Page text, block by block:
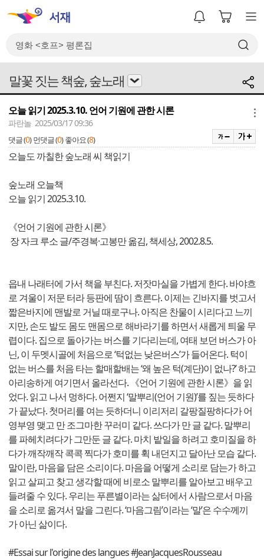
말꽃 짓는 책숲, 숲노래
오늘 읽기 2025.3.10. 언어 기원에 관한 시론
파란놀 2025/03/17 09:36
댓글 (0) 먼댓글 (0) 좋아요 (8)
오늘도 까칠한 숲노래 씨 책읽기
숲노래 오늘책
오늘 읽기 2025.3.10.
《언어 기원에 관한 시론》
장 자크 루소 글/주경복·고봉만 옮김, 책세상, 2002.8.5.
읍내 나래터에 가서 책을 부친다. 저잣마실을 가볍게 한다. 바야흐
로 겨울이 저문 터라 등판에 땀이 흐른다. 이제는 긴바지를 벗고서
짧은바지에 맨발로 거닐 때로구나. 아직은 찬물이 시리다고 느끼
지만, 손도 발도 몸도 맨몸으로 해바라기를 하면서 새롭게 틔울 무
렵이다. 집으로 돌아가는 버스를 기다리는데, 여태 보던 버스가 아
닌, 이 두멧시골에 처음으로 ‘턱없는 낮은버스’가 들어온다. 턱이
없는 버스를 처음 타는 할매할배는 ‘왜 높은 턱(계단)이 없나?’ 하고
아리송하게 여기면서 올라선다. 《언어 기원에 관한 시론》을 읽
었다. 읽고 나서 멍하다. 어쩐지 ‘말뿌리(언어 기원)’를 짚는 듯하다
가 끝났다. 첫머리를 여는 듯하더니 이리저리 갈팡질팡하다가 어
영부영 맺고 만 조그마한 꾸러미 같다. 쓰다가 만 글 같다. 말뿌리
를 파헤치려다가 그만둔 글 같다. 마치 밭일을 하려고 호미질을 하
다가 깨작깨작 콕콕 찍다가 호미를 휙 내던지고 달아난 모습 같다.
말이란, 마음을 담은 소리이다. 마음을 어떻게 소리로 담는가 하고
읽고 살피고 찾고 생각할 때에 비로소 말뿌리를 알아보고 배우고
들려줄 수 있다. 우리는 푸른별이라는 삶터에서 사람으로서 마음
을 소리로 옮겨서 말을 그린다. ‘마음그림’이라는 ‘말’은 수수께끼
가 아닌 삶이다.
#Essai sur l'origine des langues #JeanJacquesRousseau